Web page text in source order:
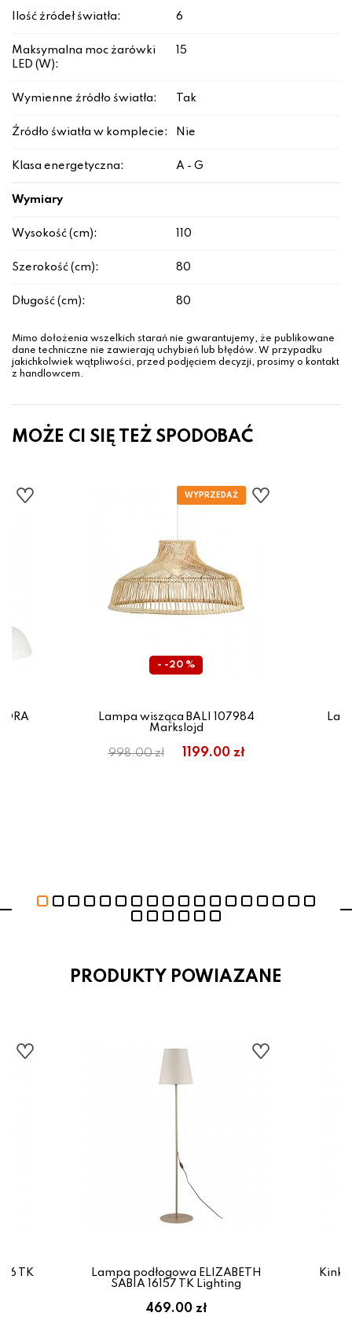
Ilość źródeł światła: 6
Maksymalna moc żarówki
LED (W):
15
Wymienne źródło światła: Tak
Źródło światła w komplecie: Nie
Klasa energetyczna: A - G
Wymiary
Wysokość (cm): 110
Szerokość (cm): 80
Długość (cm): 80
Mimo dołożenia wszelkich starań nie gwarantujemy, że publikowane
dane techniczne nie zawierają uchybień lub błędów. W przypadku
jakichkolwiek wątpliwości, przed podjęciem decyzji, prosimy o kontakt
z handlowcem.
MOŻE CI SIĘ TEŻ SPODOBAĆ
- -20 %
Lampa wisząca BALI 107984
Markslojd
998.00 zł 1199.00 zł
PRODUKTY POWIAZANE
TK
Lampa podłogowa ELIZABETH
SABIA 16157 TK Lighting
469.00 zł